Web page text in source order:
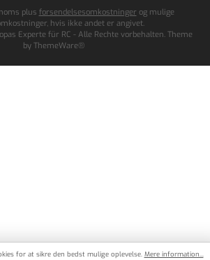
plus forsendelsesomkostninger og mulige
hvis ikke andet er angivet.
Experte für RC - Alle Rechte vorbehalten. Theme
by ThemeWare®
for at sikre den bedst mulige oplevelse. Mere information...